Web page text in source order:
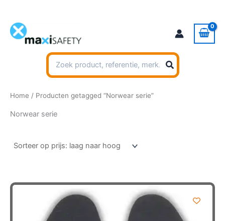
inhoud
Zoeken
naar:
Home / Producten getagged “Norwear serie”
Norwear serie